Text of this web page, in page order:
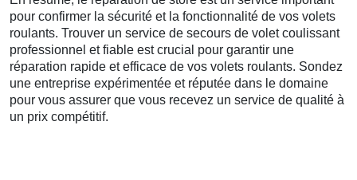
pour confirmer la sécurité et la fonctionnalité de vos volets
roulants. Trouver un service de secours de volet coulissant
professionnel et fiable est crucial pour garantir une
réparation rapide et efficace de vos volets roulants. Sondez
une entreprise expérimentée et réputée dans le domaine
pour vous assurer que vous recevez un service de qualité à
un prix compétitif.